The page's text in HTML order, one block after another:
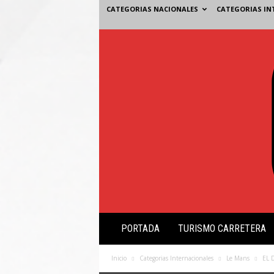
CATEGORIAS NACIONALES CATEGORIAS
s
ó
PORTADA TURISMO CARRETERA
Inicio Categorias Internacionales Le Mans EL